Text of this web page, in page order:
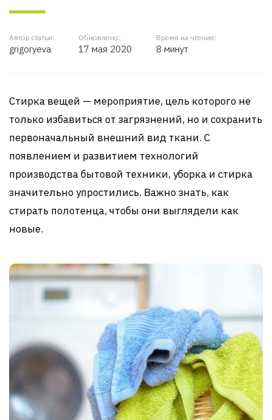
Автор статьи:
grigoryeva
Обновлено:
17 мая 2020
Время на чтение:
8 минут
Стирка вещей — мероприятие, цель которого не
только избавиться от загрязнений, но и сохранить
первоначальный внешний вид ткани. С
появлением и развитием технологий
производства бытовой техники, уборка и стирка
значительно упростились. Важно знать, как
стирать полотенца, чтобы они выглядели как
новые.